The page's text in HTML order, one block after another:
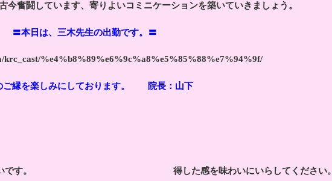
今奮闘しています、寄りよいコミニケーションを築いていきましょう。
〓本日は、三木先生の出勤です。〓
krc_cast/%e4%b8%89%e6%9c%a8%e5%85%88%e7%94%9f/
ご縁を楽しみにしております。 院長：山下
す。 得した感を味わいにいらしてください。